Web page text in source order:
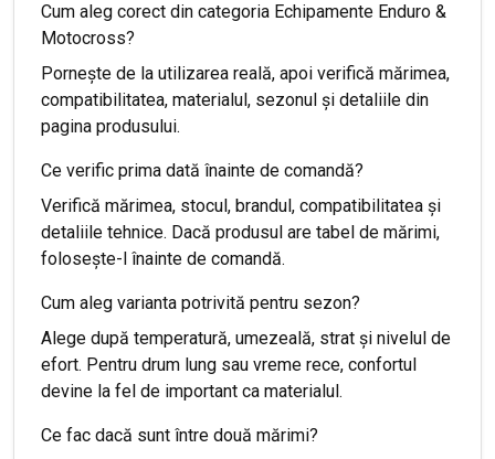
Cum aleg corect din categoria Echipamente Enduro &
Motocross?
Pornește de la utilizarea reală, apoi verifică mărimea,
compatibilitatea, materialul, sezonul și detaliile din
pagina produsului.
Ce verific prima dată înainte de comandă?
Verifică mărimea, stocul, brandul, compatibilitatea și
detaliile tehnice. Dacă produsul are tabel de mărimi,
folosește-l înainte de comandă.
Cum aleg varianta potrivită pentru sezon?
Alege după temperatură, umezeală, strat și nivelul de
efort. Pentru drum lung sau vreme rece, confortul
devine la fel de important ca materialul.
Ce fac dacă sunt între două mărimi?